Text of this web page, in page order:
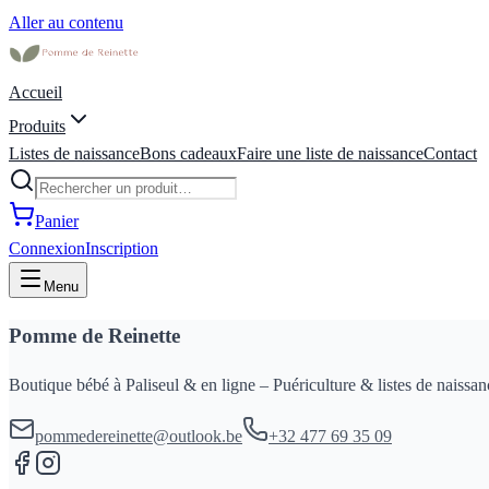
Aller au contenu
Accueil
Produits
Listes de naissanceBons cadeauxFaire une liste de naissanceContact
Panier
ConnexionInscription
Menu
Pomme de Reinette
Boutique bébé à Paliseul & en ligne – Puériculture & listes de
pommedereinette@outlook.be +32 477 69 35 09